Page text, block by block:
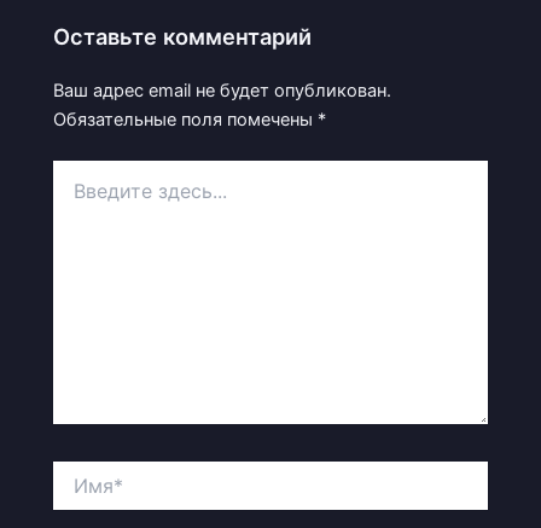
Оставьте комментарий
Ваш адрес email не будет опубликован.
Обязательные поля помечены *
здесь...